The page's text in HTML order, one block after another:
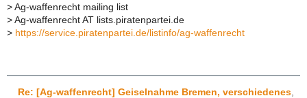
> Ag-waffenrecht mailing list
> Ag-waffenrecht AT lists.piratenpartei.de
> https://service.piratenpartei.de/listinfo/ag-waffenrecht
Re: [Ag-waffenrecht] Geiselnahme Bremen, verschiedenes